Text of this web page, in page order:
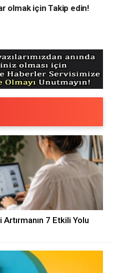
olmak için Takip edin!
7 Etkili Yolu